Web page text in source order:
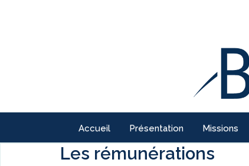
Accueil Présentation Missions
Les rémunérations